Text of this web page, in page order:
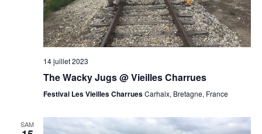
14 juillet 2023
The Wacky Jugs @ Vieilles Charrues
Festival Les Vieilles CharruesCarhaix, Bretagne, France
SAM